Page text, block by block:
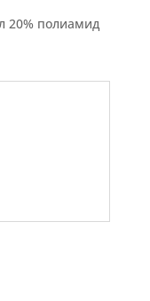
20% полиамид